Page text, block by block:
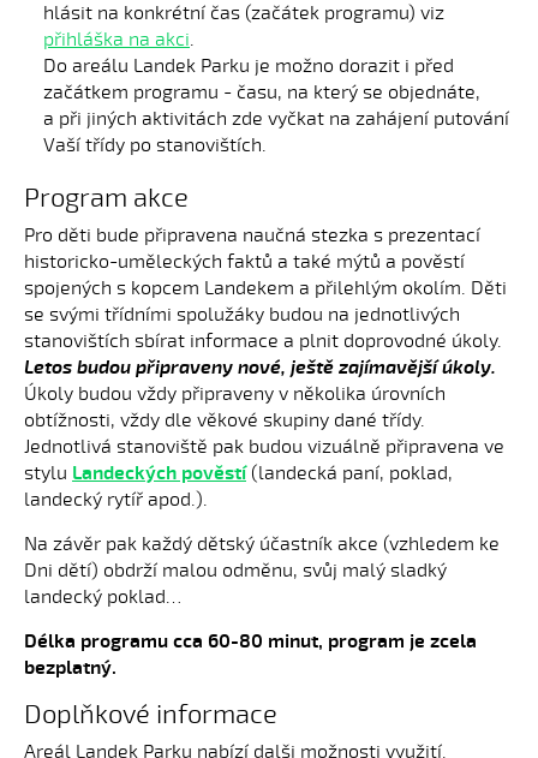
hlásit na konkrétní čas (začátek programu) viz
přihláška na akci.
Do areálu Landek Parku je možno dorazit i před
začátkem programu - času, na který se objednáte,
a při jiných aktivitách zde vyčkat na zahájení putování
Vaší třídy po stanovištích.
Program akce
Pro děti bude připravena naučná stezka s prezentací
historicko-uměleckých faktů a také mýtů a pověstí
spojených s kopcem Landekem a přilehlým okolím. Děti
se svými třídními spolužáky budou na jednotlivých
stanovištích sbírat informace a plnit doprovodné úkoly.
Letos budou připraveny nové, ještě zajímavější úkoly.
Úkoly budou vždy připraveny v několika úrovních
obtížnosti, vždy dle věkové skupiny dané třídy.
Jednotlivá stanoviště pak budou vizuálně připravena ve
stylu Landeckých pověstí (landecká paní, poklad,
landecký rytíř apod.).
Na závěr pak každý dětský účastník akce (vzhledem ke
Dni dětí) obdrží malou odměnu, svůj malý sladký
landecký poklad…
Délka programu cca 60-80 minut, program je zcela
bezplatný.
Doplňkové informace
Areál Landek Parku nabízí dalši možnosti využití.